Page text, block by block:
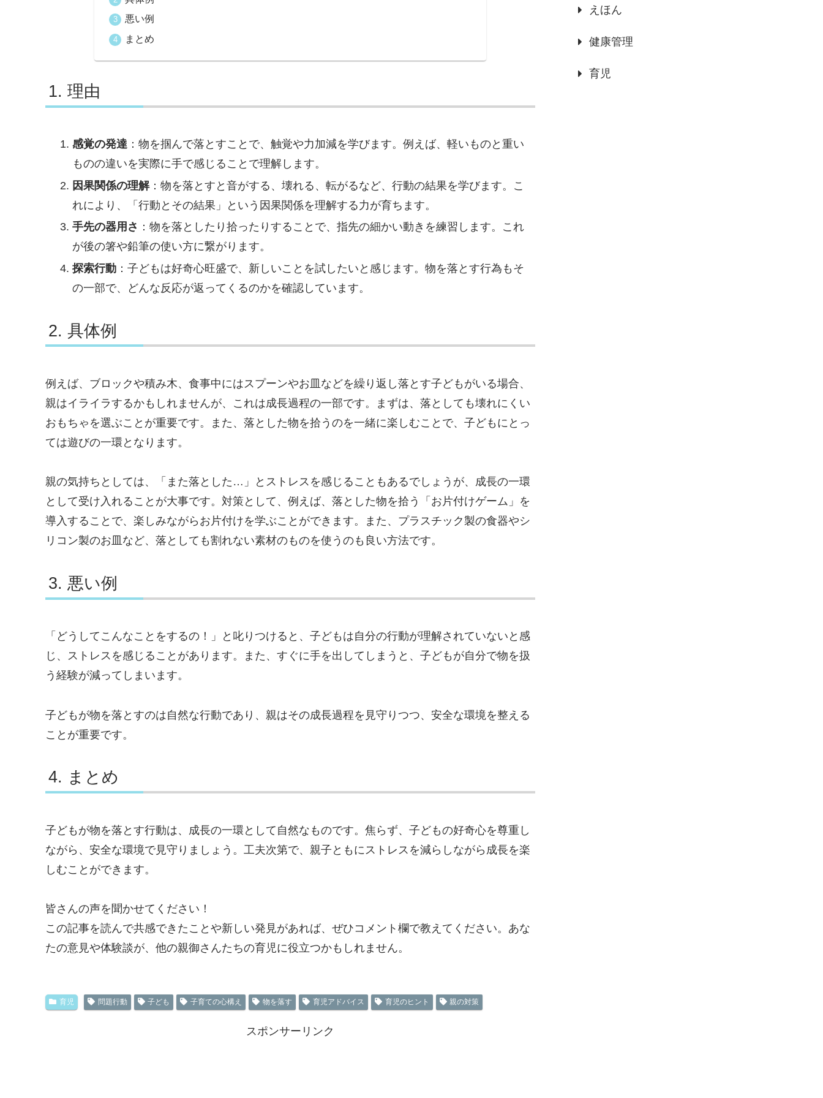
悪い例
まとめ
理由
感覚の発達：物を掴んで落とすことで、触覚や力加減を学びます。例えば、軽いものと重い
ものの違いを実際に手で感じることで理解します。
因果関係の理解：物を落とすと音がする、壊れる、転がるなど、行動の結果を学びます。こ
れにより、「行動とその結果」という因果関係を理解する力が育ちます。
手先の器用さ ：物を落としたり拾ったりすることで、指先の細かい動きを練習します。これ
が後の箸や鉛筆の使い方に繋がります。
探索行動：子どもは好奇心旺盛で、新しいことを試したいと感じます。物を落とす行為もそ
の一部で、どんな反応が返ってくるのかを確認しています。
具体例
例えば、ブロックや積み木、食事中にはスプーンやお皿などを繰り返し落とす子どもがいる場合、
親はイライラするかもしれませんが、これは成長過程の一部です。まずは、落としても壊れにくい
おもちゃを選ぶことが重要です。また、落とした物を拾うのを一緒に楽しむことで、子どもにとっ
ては遊びの一環となります。
親の気持ちとしては、「また落とした…」とストレスを感じることもあるでしょうが、成長の一環
として受け入れることが大事です。対策として、例えば、落とした物を拾う「お片付けゲーム」を
導入することで、楽しみながらお片付けを学ぶことができます。また、プラスチック製の食器やシ
リコン製のお皿など、落としても割れない素材のものを使うのも良い方法です。
悪い例
「どうしてこんなことをするの！」と叱りつけると、子どもは自分の行動が理解されていないと感
じ、ストレスを感じることがあります。また、すぐに手を出してしまうと、子どもが自分で物を扱
う経験が減ってしまいます。
子どもが物を落とすのは自然な行動であり、親はその成長過程を見守りつつ、安全な環境を整える
ことが重要です。
まとめ
子どもが物を落とす行動は、成長の一環として自然なものです。焦らず、子どもの好奇心を尊重し
ながら、安全な環境で見守りましょう。工夫次第で、親子ともにストレスを減らしながら成長を楽
しむことができます。
皆さんの声を聞かせてください！
この記事を読んで共感できたことや新しい発見があれば、ぜひコメント欄で教えてください。あな
たの意見や体験談が、他の親御さんたちの育児に役立つかもしれません。
育児 問題行動 子ども 子育ての心構え 物を落す 育児アドバイス 育児のヒント 親の対策
スポンサーリンク
えほん
健康管理
育児